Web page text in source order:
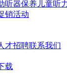
听器保养 儿童听
销活动
才招聘联系我们
载